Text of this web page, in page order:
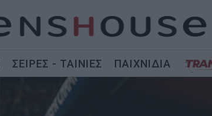
ΣΕΙΡΕΣ - ΤΑΙΝΙΕΣ ΠΑΙΧΝΙΔΙΑ